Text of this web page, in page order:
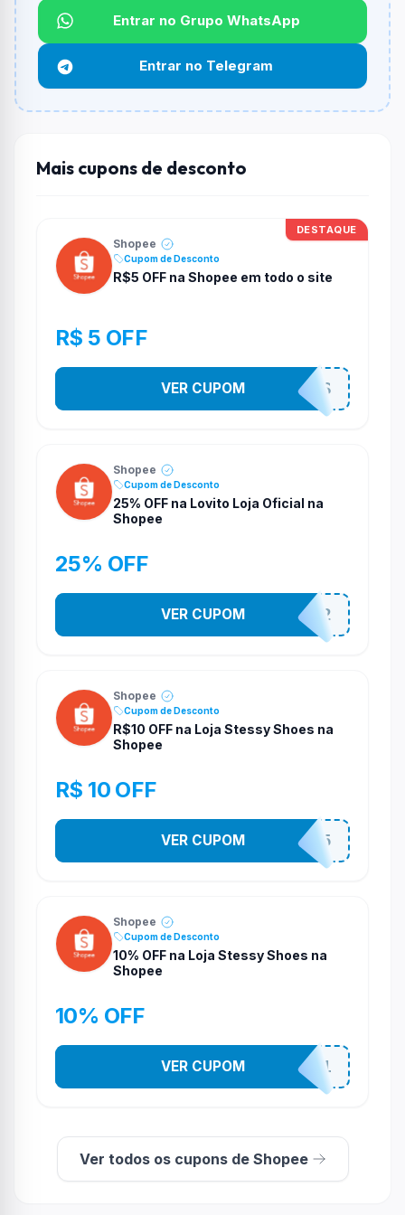
Qual é o desconto máximo?
Não informado ou sem limite.
Funciona em qualquer produto?
Não necessariamente. Depende de itens participantes
Entrar no Grupo WhatsApp
Entrar no Telegram
Mais cupons de desconto
DESTAQUE
Shopee
Cupom de Desconto
R$5 OFF na Shopee em todo o site
R$ 5 OFF
4CH4D1NH0S
VER CUPOM
Shopee
Cupom de Desconto
25% OFF na Lovito Loja Oficial na
Shopee
25% OFF
141525852
VER CUPOM
Shopee
Cupom de Desconto
R$10 OFF na Loja Stessy Shoes na
Shopee
R$ 10 OFF
STES2525
VER CUPOM
Shopee
Cupom de Desconto
10% OFF na Loja Stessy Shoes na
Shopee
10% OFF
STES2541
VER CUPOM
Ver todos os cupons de Shopee